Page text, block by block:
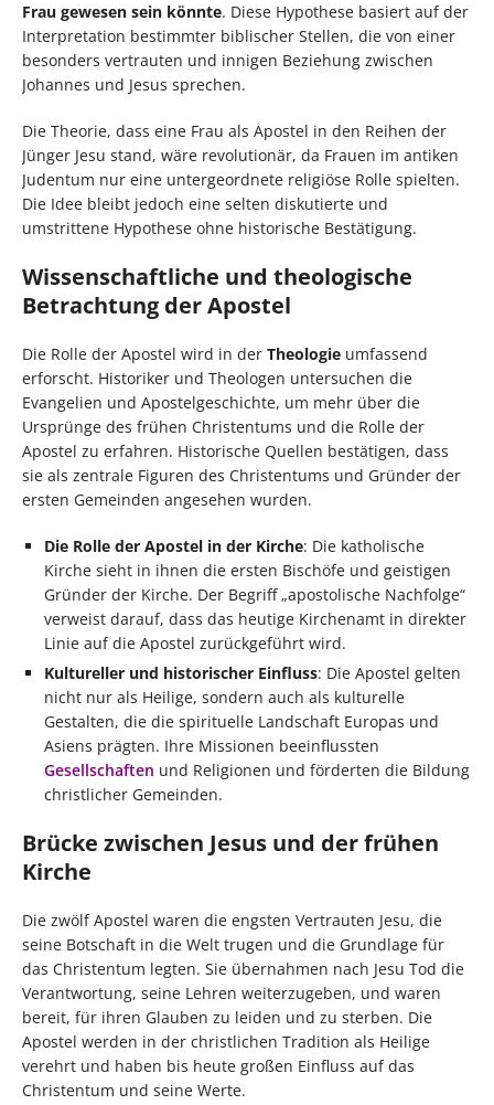
Frau gewesen sein könnte. Diese Hypothese basiert auf der
Interpretation bestimmter biblischer Stellen, die von einer
besonders vertrauten und innigen Beziehung zwischen
Johannes und Jesus sprechen.
Die Theorie, dass eine Frau als Apostel in den Reihen der
Jünger Jesu stand, wäre revolutionär, da Frauen im antiken
Judentum nur eine untergeordnete religiöse Rolle spielten.
Die Idee bleibt jedoch eine selten diskutierte und
umstrittene Hypothese ohne historische Bestätigung.
Wissenschaftliche und theologische
Betrachtung der Apostel
Die Rolle der Apostel wird in der Theologie umfassend
erforscht. Historiker und Theologen untersuchen die
Evangelien und Apostelgeschichte, um mehr über die
Ursprünge des frühen Christentums und die Rolle der
Apostel zu erfahren. Historische Quellen bestätigen, dass
sie als zentrale Figuren des Christentums und Gründer der
ersten Gemeinden angesehen wurden.
Die Rolle der Apostel in der Kirche: Die katholische
Kirche sieht in ihnen die ersten Bischöfe und geistigen
Gründer der Kirche. Der Begriff „apostolische Nachfolge“
verweist darauf, dass das heutige Kirchenamt in direkter
Linie auf die Apostel zurückgeführt wird.
Kultureller und historischer Einfluss: Die Apostel gelten
nicht nur als Heilige, sondern auch als kulturelle
Gestalten, die die spirituelle Landschaft Europas und
Asiens prägten. Ihre Missionen beeinflussten
Gesellschaften und Religionen und förderten die Bildung
christlicher Gemeinden.
Brücke zwischen Jesus und der frühen
Kirche
Die zwölf Apostel waren die engsten Vertrauten Jesu, die
seine Botschaft in die Welt trugen und die Grundlage für
das Christentum legten. Sie übernahmen nach Jesu Tod die
Verantwortung, seine Lehren weiterzugeben, und waren
bereit, für ihren Glauben zu leiden und zu sterben. Die
Apostel werden in der christlichen Tradition als Heilige
verehrt und haben bis heute großen Einfluss auf das
Christentum und seine Werte.